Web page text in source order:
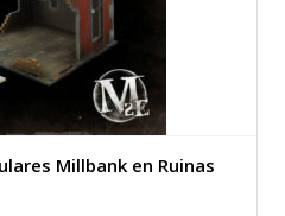
Millbank en Ruinas